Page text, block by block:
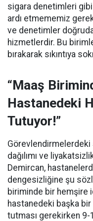
sigara denetimleri gibi
ardı etmememiz
ve denetimler
hizmetlerdir. Bu
bırakarak sıkıntıya
“Maaş
Hastanedeki
Tutuyor!”
Görevlendirmelerdeki
dağılımı ve
Demircan,
dengesizliğine şu
biriminde bir hemşire
hastanedeki başka
tutması gerekirken